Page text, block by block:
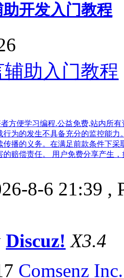
开发入门教程
助入门教程
方便学习编程.公益免费,站内所
行为的发生不具备充分的监控能
播的义务。在满足前款条件下
赔偿责任。 用户免费分享产生
8-6 21:39 ,
Discuz! X3.4
Comsenz Inc.